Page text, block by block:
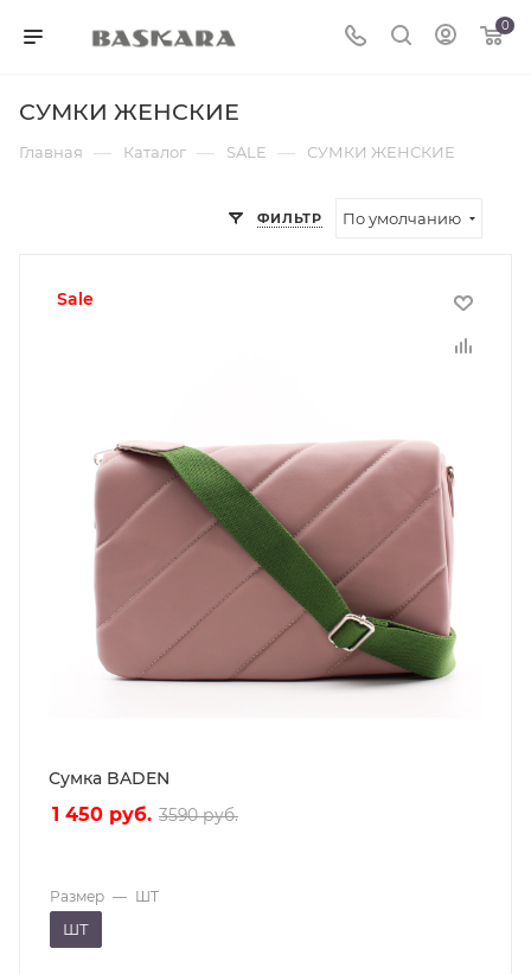
0
СУМКИ ЖЕНСКИЕ
Главная — Каталог — SALE — СУМКИ ЖЕНСКИЕ
ФИЛЬТР По умолчанию
sale
Сумка BADEN
1 450 руб. 3590руб.
Размер — ШТ
ШТ